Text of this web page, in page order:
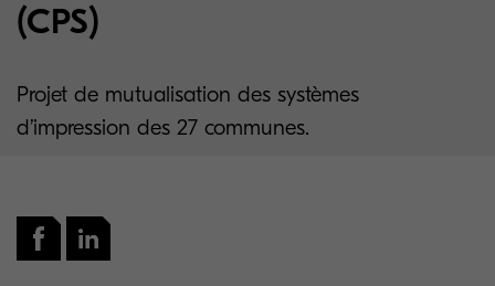
(CPS)
Projet de mutualisation des systèmes
d’impression des 27 communes.